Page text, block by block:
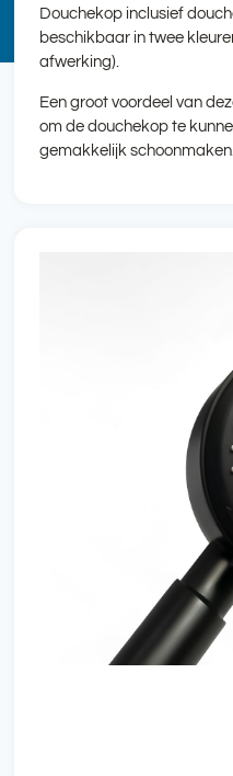
Douchekop inclusief
beschikbaar in twee
afwerking).
Een groot voordeel van
om de douchekop te
gemakkelijk schoonmaken.